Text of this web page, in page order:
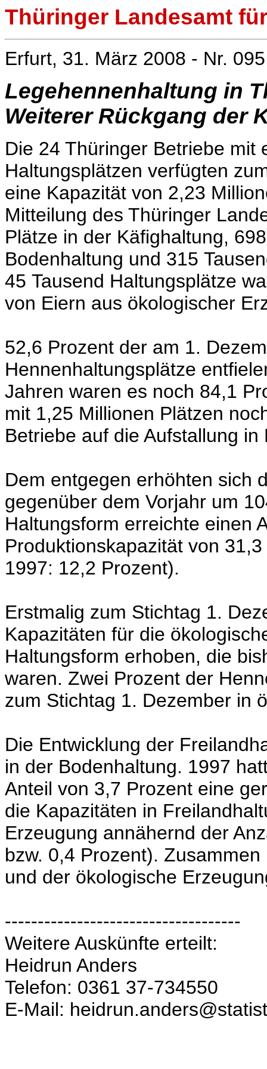
Thüringer Landesamt
Erfurt, 31. März 2008 - Nr. 095
Legehennenhaltung in
Weiterer Rückgang der
Die 24 Thüringer Betriebe mit
Haltungsplätzen verfügten
eine Kapazität von 2,23
Mitteilung des Thüringer
Plätze in der Käfighaltung,
Bodenhaltung und 315
45 Tausend Haltungsplätze
von Eiern aus ökologischer
52,6 Prozent der am 1.
Hennenhaltungsplätze
Jahren waren es noch 84,1
mit 1,25 Millionen Plätzen
Betriebe auf die Aufstallung
Dem entgegen erhöhten sich
gegenüber dem Vorjahr um
Haltungsform erreichte einen
Produktionskapazität von
1997: 12,2 Prozent).
Erstmalig zum Stichtag 1.
Kapazitäten für die
Haltungsform erhoben, die
waren. Zwei Prozent der
zum Stichtag 1. Dezember in
Die Entwicklung der
in der Bodenhaltung. 1997
Anteil von 3,7 Prozent eine
die Kapazitäten in
Erzeugung annähernd der
bzw. 0,4 Prozent).
und der ökologische
------------------------------------
Weitere Auskünfte erteilt:
Heidrun Anders
Telefon: 0361 37-734550
E-Mail: